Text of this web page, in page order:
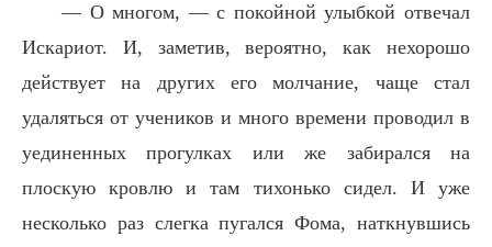
— О многом, — с покойной улыбкой отвечал
Искариот. И, заметив, вероятно, как нехорошо
действует на других его молчание, чаще стал
удаляться от учеников и много времени проводил в
уединенных прогулках или же забирался на
плоскую кровлю и там тихонько сидел. И уже
несколько раз слегка пугался Фома, наткнувшись